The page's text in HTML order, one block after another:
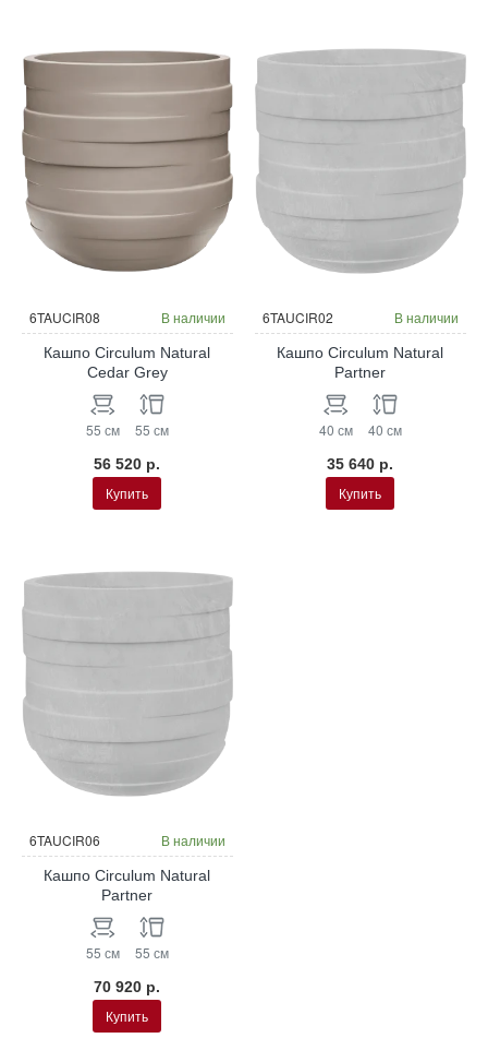
6TAUCIR08 В наличии
Кашпо Circulum Natural
Cedar Grey
55 см 55 см
56 520 р.
Купить
6TAUCIR02 В наличии
Кашпо Circulum Natural
Partner
40 см 40 см
35 640 р.
Купить
6TAUCIR06 В наличии
Кашпо Circulum Natural
Partner
55 см 55 см
70 920 р.
Купить